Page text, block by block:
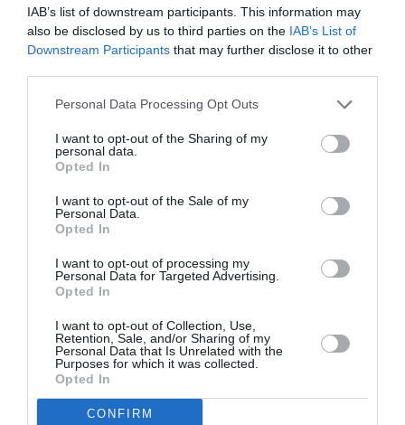
IAB’s list of downstream participants. This information may
also be disclosed by us to third parties on the IAB’s List of
Downstream Participants that may further disclose it to other
Personal Data Processing Opt Outs
I want to opt-out of the Sharing of my
personal data.
Opted In
I want to opt-out of the Sale of my
Personal Data.
Opted In
I want to opt-out of processing my
Personal Data for Targeted Advertising.
Opted In
I want to opt-out of Collection, Use,
Retention, Sale, and/or Sharing of my
Personal Data that Is Unrelated with the
Purposes for which it was collected.
Opted In
CONFIRM
RÉPONDRE
min
Tellement pire pour les PNC que AC revient chaque
année depuis 2017 !
A339 neufs et ce sera sans doute 2xdaily en S27
NDR a commenté :
14 mai 2026 - 12 h 59 min
Air Canada ferait mieux d’envoyer un A321XLR par jour vers
CMN et un autre quotidien aussi vers RAK ou AGA, il y a trop
de capacités RAM en daily vers Casablanca : 2 vols de
Montreal, 1 de Toronto et bientôt un vol direct de Boston juste